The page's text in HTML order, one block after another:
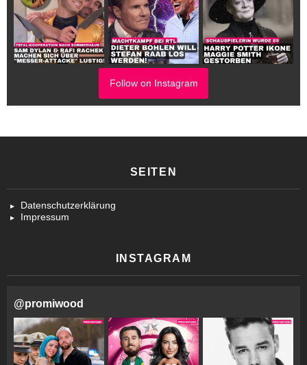
Follow on Instagram
SEITEN
Datenschutzerklärung
Impressum
INSTAGRAM
@promiwood